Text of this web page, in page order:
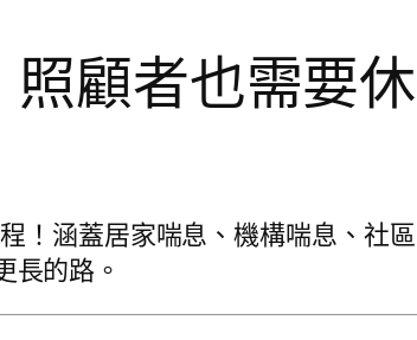
顧者也需要
！涵蓋居家喘息、機構喘息、社
長的路。